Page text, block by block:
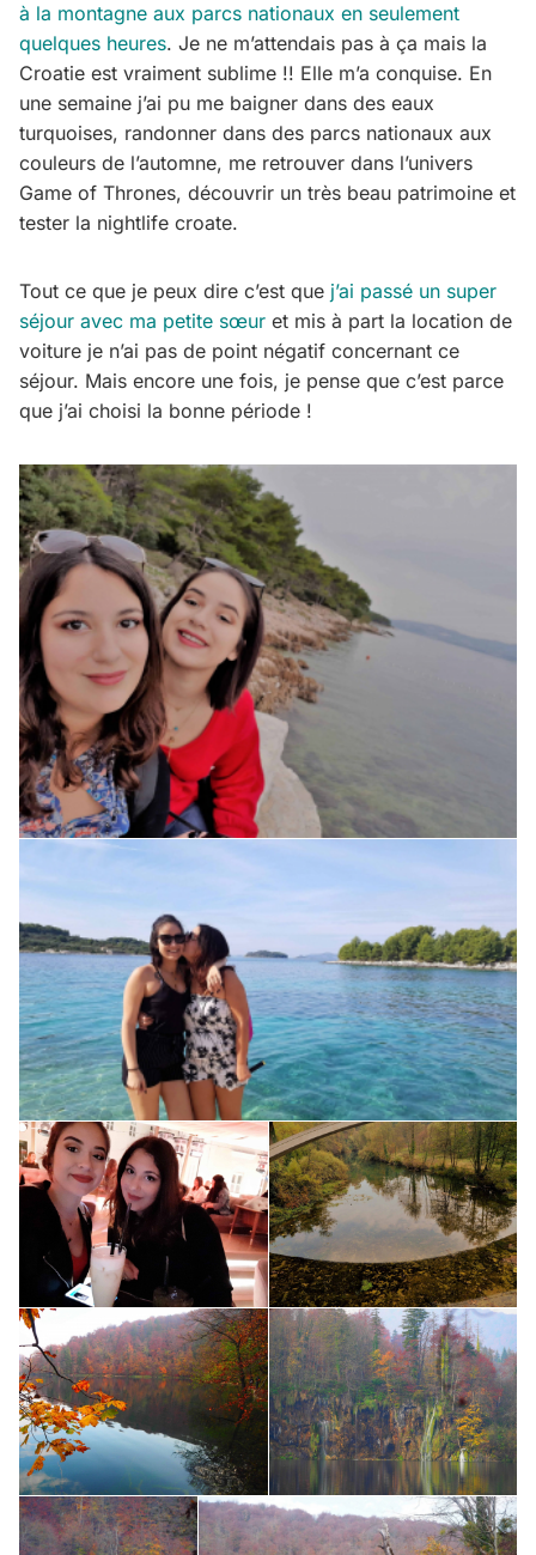
à la montagne aux parcs nationaux en seulement
quelques heures. Je ne m’attendais pas à ça mais la
Croatie est vraiment sublime !! Elle m’a conquise. En
une semaine j’ai pu me baigner dans des eaux
turquoises, randonner dans des parcs nationaux aux
couleurs de l’automne, me retrouver dans l’univers
Game of Thrones, découvrir un très beau patrimoine et
tester la nightlife croate.
Tout ce que je peux dire c’est que j’ai passé un super
séjour avec ma petite sœur et mis à part la location de
voiture je n’ai pas de point négatif concernant ce
séjour. Mais encore une fois, je pense que c’est parce
que j’ai choisi la bonne période !